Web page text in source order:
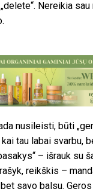
Nereikia
nusileisti, būti
tau labai svarbu,
– išrauk su
reikškis –
savo balsu.